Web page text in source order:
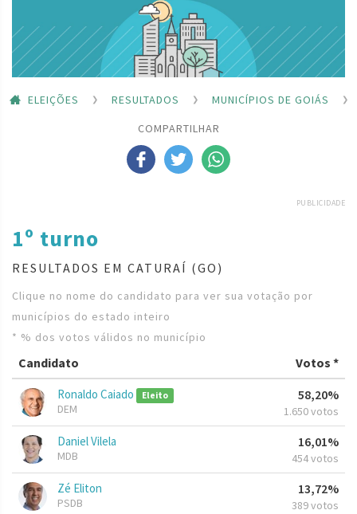
ELEIÇÕES RESULTADOS
MUNICÍPIOS DE GOIÁS
COMPARTILHAR
PUBLICIDADE
1º turno
RESULTADOS EM CATURAÍ (GO)
Clique no nome do candidato para ver sua votação por
municípios do estado inteiro
* % dos votos válidos no município
Candidato Votos *
Ronaldo Caiado Eleito
DEM
58,20%
1.650 votos
Daniel Vilela
MDB
16,01%
454 votos
Zé Eliton
PSDB
13,72%
389 votos